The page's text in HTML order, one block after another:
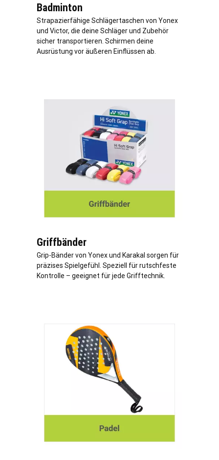
Badminton
Strapazierfähige Schlägertaschen von Yonex
und Victor, die deine Schläger und Zubehör
sicher transportieren. Schirmen deine
Ausrüstung vor äußeren Einflüssen ab.
Griffbänder
Grip-Bänder von Yonex und Karakal sorgen für
präzises Spielgefühl. Speziell für rutschfeste
Kontrolle – geeignet für jede Grifftechnik.